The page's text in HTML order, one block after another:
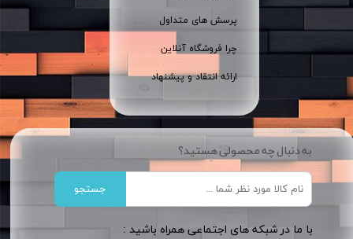
پرسش های متداول
چرا فروشگاه آنلاین
ارائه انتقاد و پیشنهاد
به دنبال چه محصولی هستید؟
جستجو
​​با ما در شبکه های اجتماعی همراه باشید :